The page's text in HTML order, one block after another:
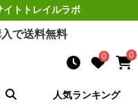
イト トレイルラボ
で送料無料
0 0
人気ランキング